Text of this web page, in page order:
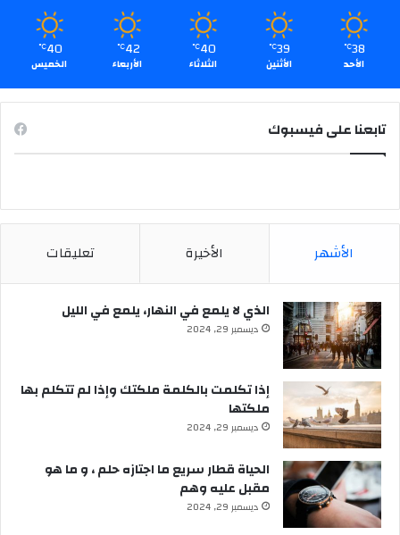
38
℃
الأحد
39
℃
الأثنين
40
℃
الثلاثاء
42
℃
الأربعاء
40
℃
الخميس
تابعنا على فيسبوك
الأشهر الأخيرة تعليقات
الذي لا يلمع في النهار، يلمع في الليل
ديسمبر 29, 2024
إذا تكلمت بالكلمة ملكتك وإذا لم تتكلم بها
ملكتها
ديسمبر 29, 2024
الحياة قطار سريع ما اجتازه حلم ، و ما هو
مقبل عليه وهم
ديسمبر 29, 2024